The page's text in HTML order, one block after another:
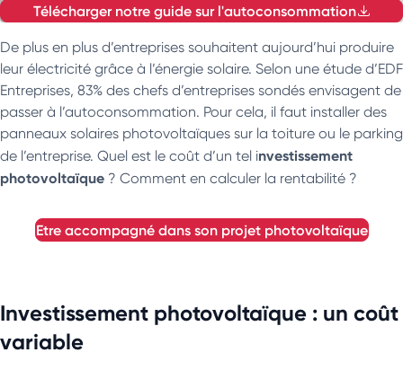
Télécharger notre guide sur l'autoconsommation
De plus en plus d’entreprises souhaitent aujourd’hui produire
leur électricité grâce à l’énergie solaire. Selon une étude d’EDF
Entreprises, 83% des chefs d’entreprises sondés envisagent de
passer à l’autoconsommation. Pour cela, il faut installer des
panneaux solaires photovoltaïques sur la toiture ou le parking
de l’entreprise. Quel est le coût d’un tel investissement
photovoltaïque ? Comment en calculer la rentabilité ?
etre accompagné dans son projet photovoltaïque
Investissement photovoltaïque : un coût
variable